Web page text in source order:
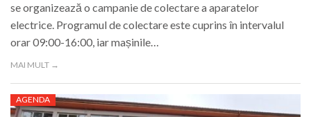
se organizează o campanie de colectare a aparatelor
electrice. Programul de colectare este cuprins în intervalul
orar 09:00-16:00, iar mașinile…
MAI MULT →
AGENDA